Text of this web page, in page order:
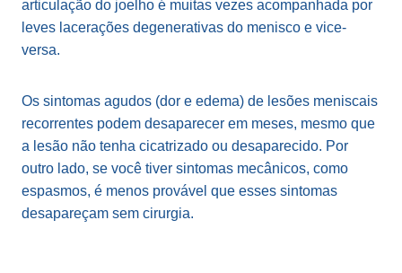
articulação do joelho é muitas vezes acompanhada por
leves lacerações degenerativas do menisco e vice-
versa.
Os sintomas agudos (dor e edema) de lesões meniscais
recorrentes podem desaparecer em meses, mesmo que
a lesão não tenha cicatrizado ou desaparecido. Por
outro lado, se você tiver sintomas mecânicos, como
espasmos, é menos provável que esses sintomas
desapareçam sem cirurgia.